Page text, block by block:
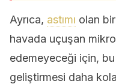
Ayrıca, astımı olan
havada uçuşan
edemeyeceği için,
geliştirmesi daha